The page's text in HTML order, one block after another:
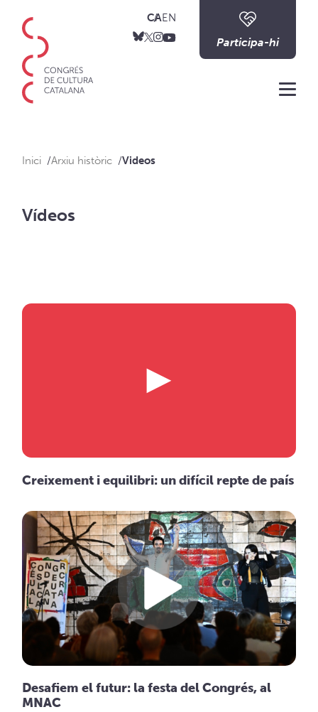
CAEN
Participa-hi
Inici Arxiu històric Videos
Vídeos
Creixement i equilibri: un difícil repte de país
Desafiem el futur: la festa del Congrés, al
MNAC